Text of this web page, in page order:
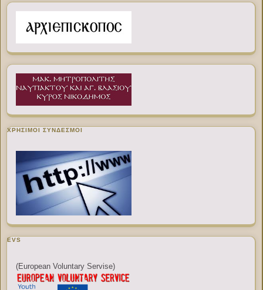
ΧΡΉΣΙΜΟΙ ΣΎΝΔΕΣΜΟΙ
EVS
(European Voluntary Servise)